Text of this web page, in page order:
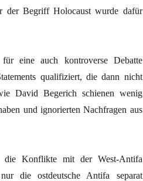
der Begriff Holocaust wurde dafür
eine auch kontroverse Debatte
qualifiziert, die dann nicht
David Begerich schienen wenig
und ignorierten Nachfragen aus
die Konflikte mit der West-Antifa
die ostdeutsche Antifa separat